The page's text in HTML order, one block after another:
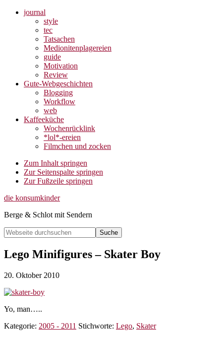
journal
style
tec
Tatsachen
Medionitenplagereien
guide
Motivation
Review
Gute-Webgeschichten
Blogging
Workflow
web
Kaffeeküche
Wochenrücklink
*lol*-ereien
Filmchen und zocken
Zum Inhalt springen
Zur Seitenspalte springen
Zur Fußzeile springen
die konsumkinder
Berge & Schlot mit Sendern
Webseite
durchsuchen
Search
Lego Minifigures – Skater Boy
20. Oktober 2010
Yo, man…..
Kategorie: 2005 - 2011 Stichworte: Lego, Skater